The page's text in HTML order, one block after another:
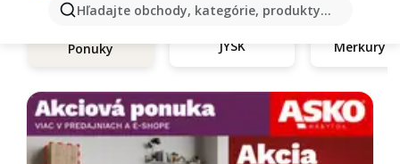
Hľadajte obchody, kategórie, produkty...
Ponuky JYSK